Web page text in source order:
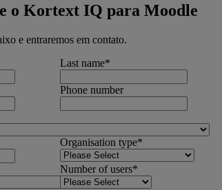
o Kortext IQ para Moodle
e entraremos em contato.
Last name*
Phone number
Organisation type*
Number of users*